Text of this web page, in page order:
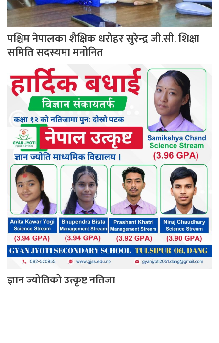
पश्चिम नेपालका शैक्षिक धरोहर सुरेन्द्र जी.सी. शिक्षा
समिति सदस्यमा मनोनित
ज्ञान ज्योतिकाे उत्कृष्ट नतिजा